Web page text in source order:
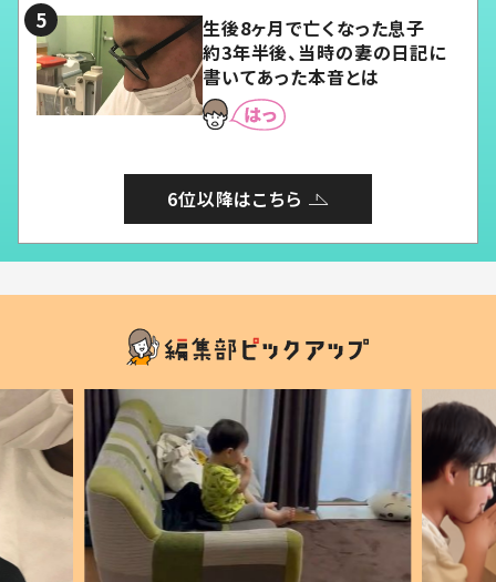
生後8ヶ月で亡くなった息子
約3年半後、当時の妻の日記に
書いてあった本音とは
6位以降はこちら